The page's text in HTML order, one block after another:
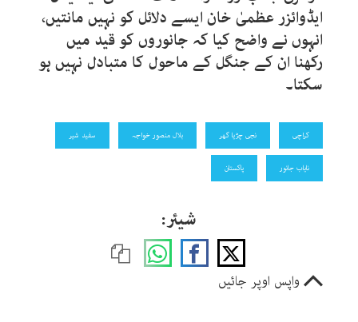
ایڈوائزر عظمیٰ خانایسے دلائل کو نہیں مانتیں،
انہوں نے واضح کیا کہ جانوروں کو قید میں
رکھنا ان کے جنگل کے ماحول کا متبادل نہیں ہو
سکتا۔
کراچی نجی چڑیا گھر بلال منصور خواجہ سفید شیر
نایاب جانور پاکستان
شیئر:
واپس اوپر جائیں